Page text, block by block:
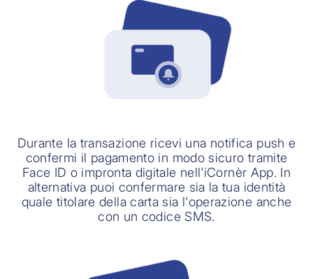
Durante la transazione ricevi una notifica push e
confermi il pagamento in modo sicuro tramite
Face ID o impronta digitale nell'iCornèr App. In
alternativa puoi confermare sia la tua identità
quale titolare della carta sia l'operazione anche
con un codice SMS.